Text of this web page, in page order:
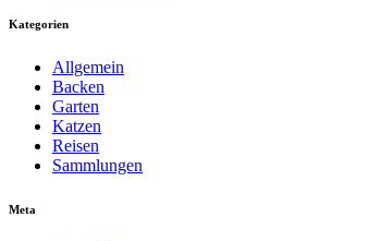
Kategorien
Allgemein
Backen
Garten
Katzen
Reisen
Sammlungen
Meta